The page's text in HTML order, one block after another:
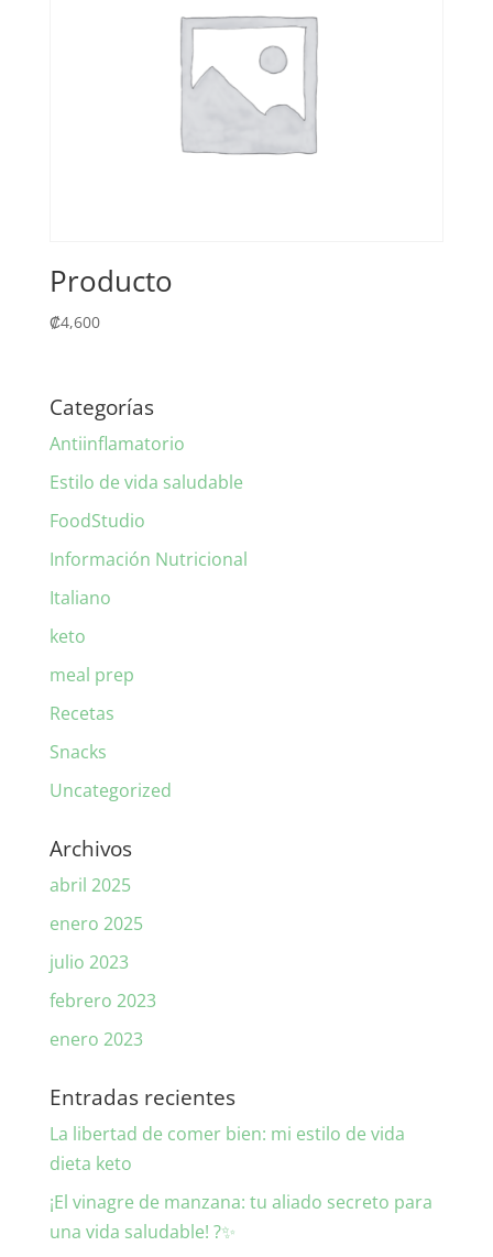
Producto
₡4,600
Categorías
Antiinflamatorio
Estilo de vida saludable
FoodStudio
Información Nutricional
Italiano
keto
meal prep
Recetas
Snacks
Uncategorized
Archivos
abril 2025
enero 2025
julio 2023
febrero 2023
enero 2023
Entradas recientes
La libertad de comer bien: mi estilo de vida
dieta keto
¡El vinagre de manzana: tu aliado secreto para
una vida saludable! ?✨